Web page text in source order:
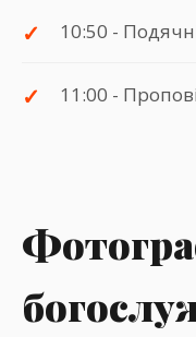
10:50 -
11:00 -